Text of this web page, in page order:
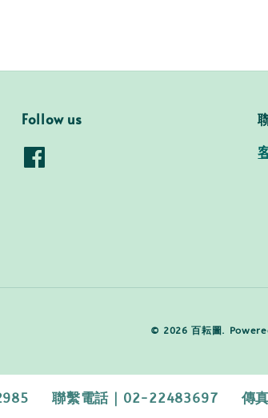
Follow us
© 2026 百耘圖.
聯繫電話｜02-22483697 傳真